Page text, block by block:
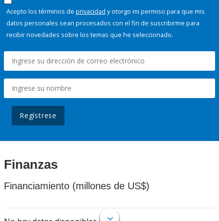
Acepto los términos de privacidad y otorgo mi permiso para que mis
datos personales sean procesados con el fin de suscribirme para
recibir novedades sobre los temas que he seleccionado.
Regístrese
Finanzas
Financiamiento (millones de US$)